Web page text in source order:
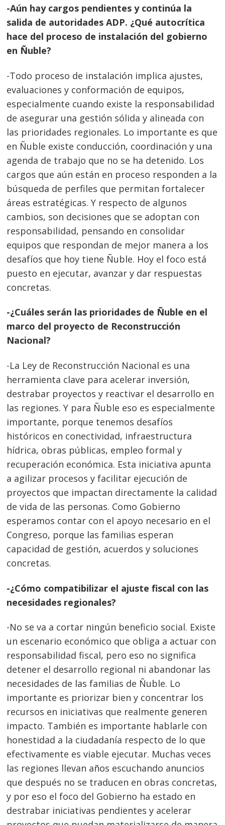
-Aún hay cargos pendientes y continúa la
salida de autoridades ADP. ¿Qué autocrítica
hace del proceso de instalación del gobierno
en Ñuble?
-Todo proceso de instalación implica ajustes,
evaluaciones y conformación de equipos,
especialmente cuando existe la responsabilidad
de asegurar una gestión sólida y alineada con
las prioridades regionales. Lo importante es que
en Ñuble existe conducción, coordinación y una
agenda de trabajo que no se ha detenido. Los
cargos que aún están en proceso responden a la
búsqueda de perfiles que permitan fortalecer
áreas estratégicas. Y respecto de algunos
cambios, son decisiones que se adoptan con
responsabilidad, pensando en consolidar
equipos que respondan de mejor manera a los
desafíos que hoy tiene Ñuble. Hoy el foco está
puesto en ejecutar, avanzar y dar respuestas
concretas.
-¿Cuáles serán las prioridades de Ñuble en el
marco del proyecto de Reconstrucción
Nacional?
-La Ley de Reconstrucción Nacional es una
herramienta clave para acelerar inversión,
destrabar proyectos y reactivar el desarrollo en
las regiones. Y para Ñuble eso es especialmente
importante, porque tenemos desafíos
históricos en conectividad, infraestructura
hídrica, obras públicas, empleo formal y
recuperación económica. Esta iniciativa apunta
a agilizar procesos y facilitar ejecución de
proyectos que impactan directamente la calidad
de vida de las personas. Como Gobierno
esperamos contar con el apoyo necesario en el
Congreso, porque las familias esperan
capacidad de gestión, acuerdos y soluciones
concretas.
-¿Cómo compatibilizar el ajuste fiscal con las
necesidades regionales?
-No se va a cortar ningún beneficio social. Existe
un escenario económico que obliga a actuar con
responsabilidad fiscal, pero eso no significa
detener el desarrollo regional ni abandonar las
necesidades de las familias de Ñuble. Lo
importante es priorizar bien y concentrar los
recursos en iniciativas que realmente generen
impacto. También es importante hablarle con
honestidad a la ciudadanía respecto de lo que
efectivamente es viable ejecutar. Muchas veces
las regiones llevan años escuchando anuncios
que después no se traducen en obras concretas,
y por eso el foco del Gobierno ha estado en
destrabar iniciativas pendientes y acelerar